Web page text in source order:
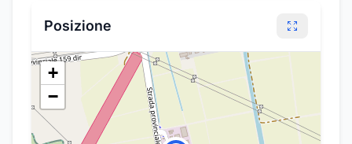
Posizione
+
−